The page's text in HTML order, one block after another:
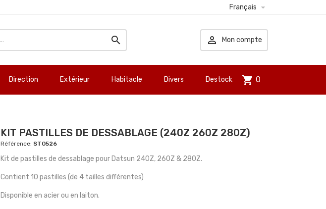
Français 
  Mon compte
Direction Extérieur Habitacle Divers Destock shopping_cart 0
KIT PASTILLES DE DESSABLAGE (240Z 260Z 280Z)
Référence: ST0526
Kit de pastilles de dessablage pour Datsun 240Z, 260Z & 280Z.
Contient 10 pastilles (de 4 tailles différentes)
Disponible en acier ou en laiton.